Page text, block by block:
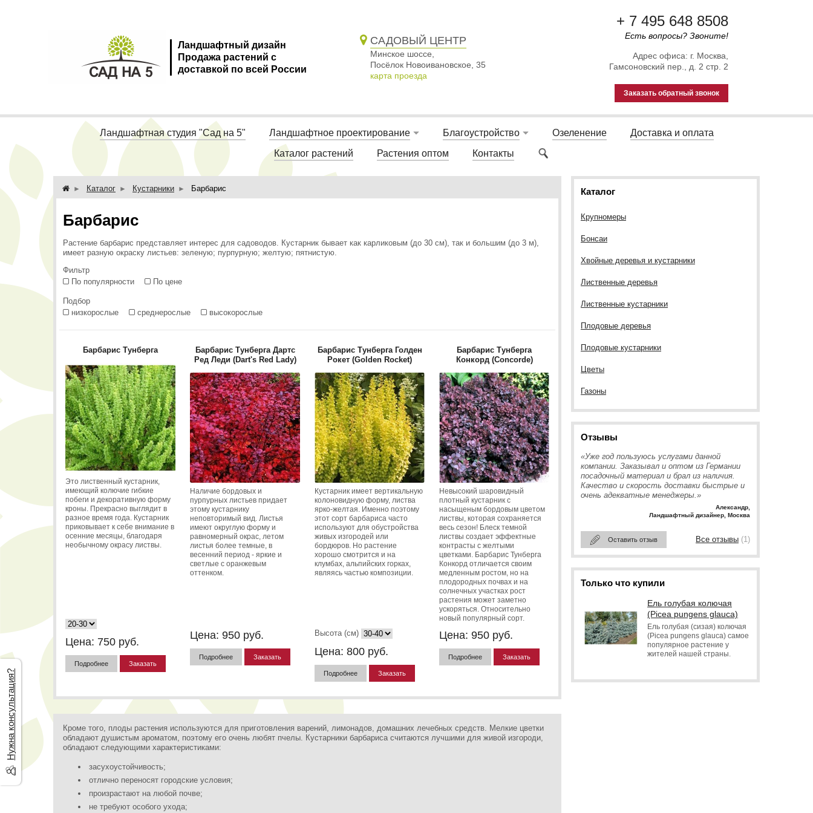
Ландшафтный дизайн
Продажа растений с
доставкой по всей России
САДОВЫЙ ЦЕНТР
Минское шоссе,
Посёлок Новоивановское, 35
карта проезда
+ 7 495 648 8508
Есть вопросы? Звоните!
Адрес офиса: г. Москва,
Гамсоновский пер., д. 2 стр. 2
Заказать обратный звонок
Ландшафтная студия "Сад на 5" Ландшафтное проектирование Благоустройство Озеленение
Доставка и оплата
Каталог растений
Растения оптом Контакты
Каталог
Крупномеры
Бонсаи
Хвойные деревья и кустарники
Лиственные деревья
Лиственные кустарники
Плодовые деревья
Плодовые кустарники
Цветы
Газоны
Отзывы
«Уже год пользуюсь услугами данной
компании. Заказывал и оптом из Германии
посадочный материал и брал из наличия.
Качество и скорость доставки быстрые и
очень адекватные менеджеры.»
Александр
Ландшафтный дизайнер, Москва
Оставить отзыв Все отзывы (1)
Только что купили
Ель голубая колючая
(Picea pungens glauca)
Ель голубая (сизая) колючая
(Picea pungens glauca) самое
популярное растение у
жителей нашей страны.
Каталог Кустарники Барбарис
Барбарис
Растение барбарис представляет интерес для садоводов. Кустарник бывает как карликовым (до 30 см), так и большим (до 3 м),
имеет разную окраску листьев: зеленую; пурпурную; желтую; пятнистую.
Фильтр
По популярности
По цене
Подбор
низкорослые
среднерослые высокорослые
Барбарис Тунберга
Это лиственный кустарник,
имеющий колючие гибкие
побеги и декоративную форму
кроны. Прекрасно выглядит в
разное время года. Кустарник
приковывает к себе внимание в
осенние месяцы, благодаря
необычному окрасу листвы.
Цена: 750 руб.
Подробнее Заказать
Барбарис Тунберга Дартс
Ред Леди (Dart's Red Lady)
Наличие бордовых и
пурпурных листьев придает
этому кустарнику
неповторимый вид. Листья
имеют округлую форму и
равномерный окрас, летом
листья более темные, в
весенний период - яркие и
светлые с оранжевым
оттенком.
Цена: 950 руб.
Подробнее Заказать
Барбарис Тунберга Голден
Рокет (Golden Rocket)
Кустарник имеет вертикальную
колоновидную форму, листва
ярко-желтая. Именно поэтому
этот сорт барбариса часто
используют для обустройства
живых изгородей или
бордюров. Но растение
хорошо смотрится и на
клумбах, альпийских горках,
являясь частью композиции.
Высота (см)
Цена: 800 руб.
Подробнее Заказать
Барбарис Тунберга
Конкорд (Сoncorde)
Невысокий шаровидный
плотный кустарник с
насыщеным бордовым цветом
листвы, которая сохраняется
весь сезон! Блеск темной
листвы создает эффектные
контрасты с желтыми
цветками. Барбарис Тунберга
Конкорд отличается своим
медленным ростом, но на
плодородных почвах и на
солнечных участках рост
растения может заметно
ускоряться. Относительно
новый популярный сорт.
Цена: 950 руб.
Подробнее Заказать
Кроме того, плоды растения используются для приготовления варений, лимонадов, домашних лечебных средств. Мелкие цветки
обладают душистым ароматом, поэтому его очень любят пчелы. Кустарники барбариса считаются лучшими для живой изгороди,
обладают следующими характеристиками:
засухоустойчивость;
отлично переносят городские условия;
произрастают на любой почве;
не требуют особого ухода;
Нужна консультация?